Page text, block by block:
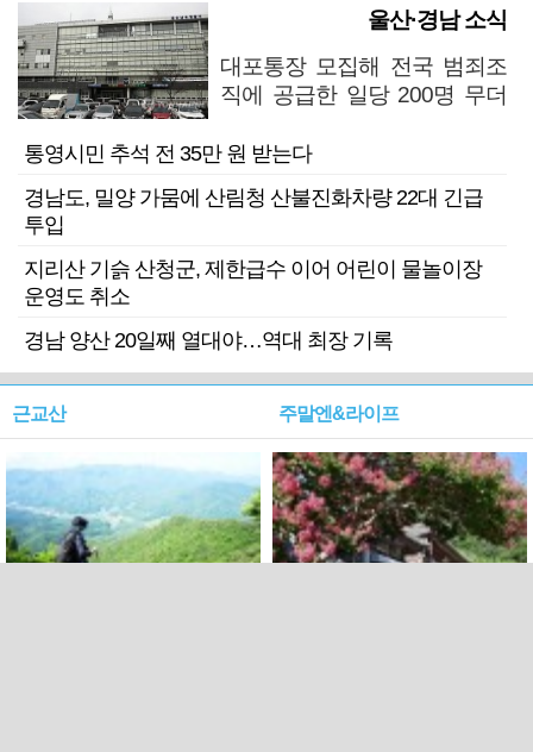
울산·경남 소식
대포통장 모집해 전국 범죄조
직에 공급한 일당 200명 무더
통영시민 추석 전 35만 원 받는다
경남도, 밀양 가뭄에 산림청 산불진화차량 22대 긴급
투입
지리산 기슭 산청군, 제한급수 이어 어린이 물놀이장
운영도 취소
경남 양산 20일째 열대야…역대 최장 기록
근교산 주말엔&라이프